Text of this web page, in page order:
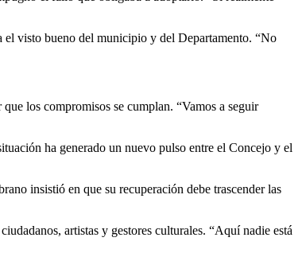
el visto bueno del municipio y del Departamento. “No
los compromisos se cumplan. “Vamos a seguir
ha generado un nuevo pulso entre el Concejo y el
insistió en que su recuperación debe trascender las
artistas y gestores culturales. “Aquí nadie está